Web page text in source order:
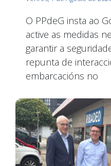
O PPdeG insta ao
active as medidas
garantir a
repunta de
embarcacións no